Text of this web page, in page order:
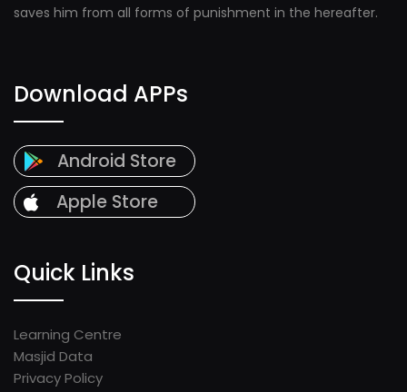
saves him from all forms of punishment in the hereafter.
Download APPs
Android Store
Apple Store
Quick Links
Learning Centre
Masjid Data
Privacy Policy